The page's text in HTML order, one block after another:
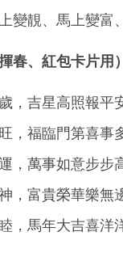
變靚、馬上變富
春、紅包卡片用）
，吉星高照報平安
，福臨門第喜事
，萬事如意步步高
，富貴榮華樂無
，馬年大吉喜洋洋